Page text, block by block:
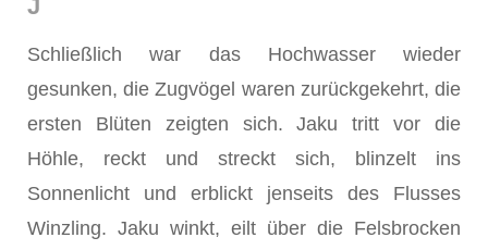
J
Schließlich war das Hochwasser wieder
gesunken, die Zugvögel waren zurückgekehrt, die
ersten Blüten zeigten sich. Jaku tritt vor die
Höhle, reckt und streckt sich, blinzelt ins
Sonnenlicht und erblickt jenseits des Flusses
Winzling. Jaku winkt, eilt über die Felsbrocken